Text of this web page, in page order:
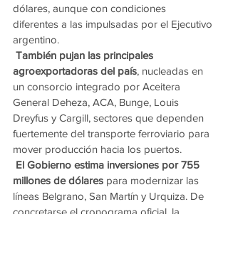
dólares, aunque con condiciones
diferentes a las impulsadas por el Ejecutivo
argentino.
También pujan las principales
agroexportadoras del país, nucleadas en
un consorcio integrado por Aceitera
General Deheza, ACA, Bunge, Louis
Dreyfus y Cargill, sectores que dependen
fuertemente del transporte ferroviario para
mover producción hacia los puertos.
El Gobierno estima inversiones por 755
millones de dólares para modernizar las
líneas Belgrano, San Martín y Urquiza. De
concretarse el cronograma oficial, la